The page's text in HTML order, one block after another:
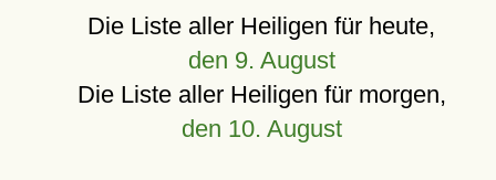
Die Liste aller Heiligen für heute,
den 9. August
Die Liste aller Heiligen für morgen,
den 10. August